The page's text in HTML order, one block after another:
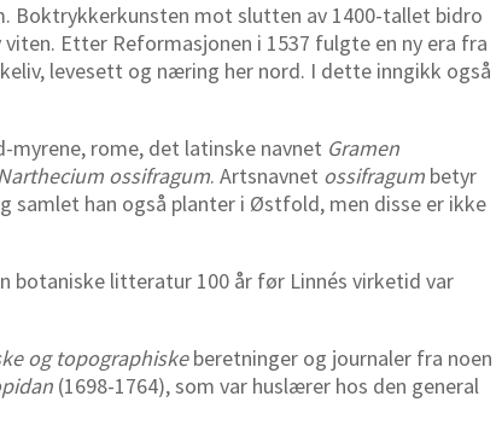
Boktrykkerkunsten mot slutten av 1400-tallet bidro
Etter Reformasjonen i 1537 fulgte en ny era fra
levesett og næring her nord. I dette inngikk også
myrene, rome, det latinske navnet Gramen
ossifragum. Artsnavnet ossifragum betyr
samlet han også planter i Østfold, men disse er ikke
botaniske litteratur 100 år før Linnés virketid var
og topographiskeberetninger og journaler fra noen
(1698-1764), som var huslærer hos den general